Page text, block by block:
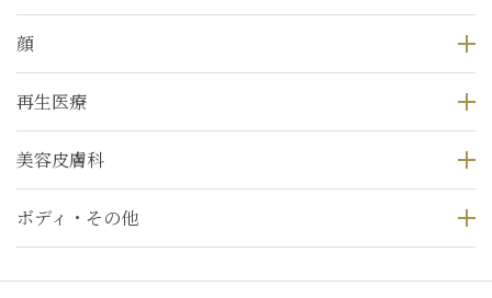
顔
再生医療
美容皮膚科
ボディ・その他